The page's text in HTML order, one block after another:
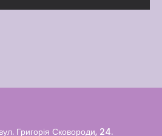
Григорія Сковороди, 24.